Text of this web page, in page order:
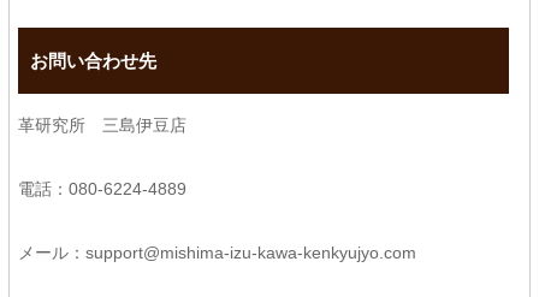
お問い合わせ先
革研究所 三島伊豆店
電話：080-6224-4889
メール：support@mishima-izu-kawa-kenkyujyo.com